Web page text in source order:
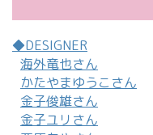
◆DESIGNER
海外竜也さん
かたやまゆうこさん
金子俊雄さん
金子ユリさん